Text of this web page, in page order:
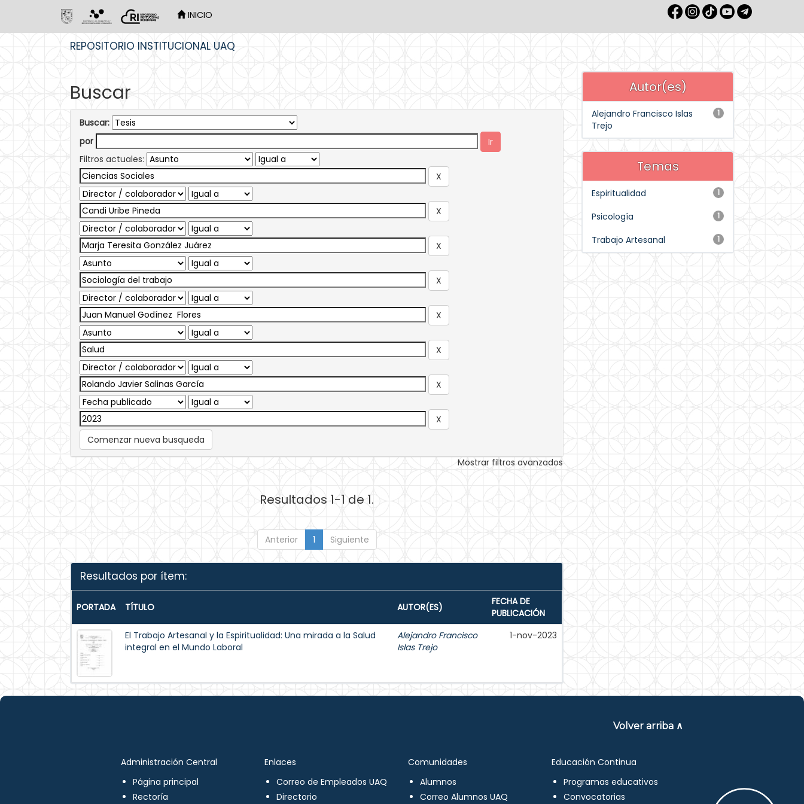
INICIO
REPOSITORIO INSTITUCIONAL UAQ
Buscar
Buscar:
por
Filtros actuales:
Comenzar nueva busqueda
Mostrar filtros avanzados
Resultados 1-1 de 1.
Anterior 1 Siguiente
Resultados por ítem:
PORTADA TÍTULO AUTOR(ES)
FECHA DE
PUBLICACIÓN
El Trabajo Artesanal y la Espiritualidad: Una mirada a la Salud
integral en el Mundo Laboral
Alejandro Francisco
Islas Trejo
1-nov-2023
Autor(es)
1
Alejandro Francisco Islas
Trejo
Temas
1
Espiritualidad
1
Psicología
1
Trabajo Artesanal
Volver arriba ∧
Administración Central
Página principal
Rectoría
Enlaces
Correo de Empleados UAQ
Directorio
Comunidades
Alumnos
Correo Alumnos UAQ
Educación Continua
Programas educativos
Convocatorias